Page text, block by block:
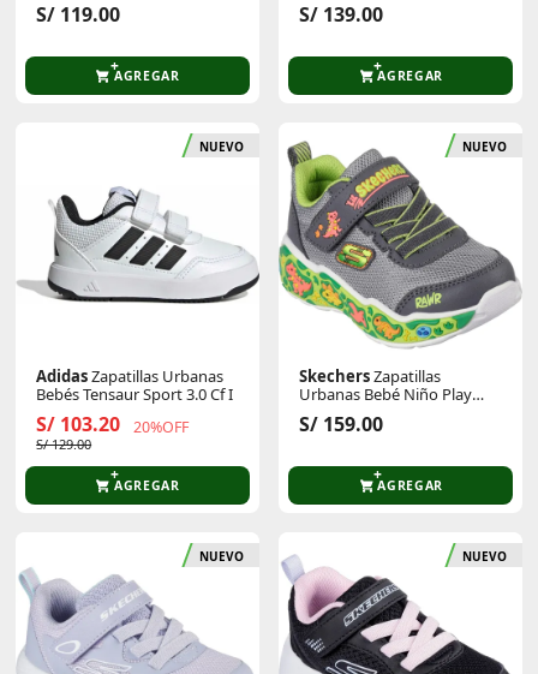
S/ 119.00
AGREGAR
S/ 139.00
AGREGAR
NUEVO
AdidasZapatillas Urbanas
Bebés Tensaur Sport 3.0 Cf I
S/ 103.20 20%OFF
S/ 129.00
AGREGAR
NUEVO
SkechersZapatillas
Urbanas Bebé Niño Play
S/ 159.00
AGREGAR
NUEVO NUEVO